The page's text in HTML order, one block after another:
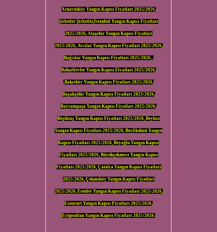
Arnavutköy Yangın Kapısı Fiyatları 2025/2026,
Şirketler Şirketler,İstanbul Yangın Kapısı Fiyatları
2025/2026, Ataşehir Yangın Kapısı Fiyatları
2025/2026, Avcılar Yangın Kapısı Fiyatları 2025/2026,
Bağcılar Yangın Kapısı Fiyatları 2025/2026, ,
Bahçelievler Yangın Kapısı Fiyatları 2025/2026,
,Bakırköy Yangın Kapısı Fiyatları 2025/2026,
Başakşehir Yangın Kapısı Fiyatları 2025/2026,
Bayrampaşa Yangın Kapısı Fiyatları 2025/2026,
Beşiktaş Yangın Kapısı Fiyatları 2025/2026, Beykoz
Yangın Kapısı Fiyatları 2025/2026, Beylikdüzü Yangın
Kapısı Fiyatları 2025/2026, Beyoğlu Yangın Kapısı
Fiyatları 2025/2026, Büyükçekmece Yangın Kapısı
Fiyatları 2025/2026, Çatalca Yangın Kapısı Fiyatları
2025/2026, Çekmeköy Yangın Kapısı Fiyatları
2025/2026, Esenler Yangın Kapısı Fiyatları 2025/2026,
Esenyurt Yangın Kapısı Fiyatları 2025/2026,
Eyüpsultan Yangın Kapısı Fiyatları 2025/2026.